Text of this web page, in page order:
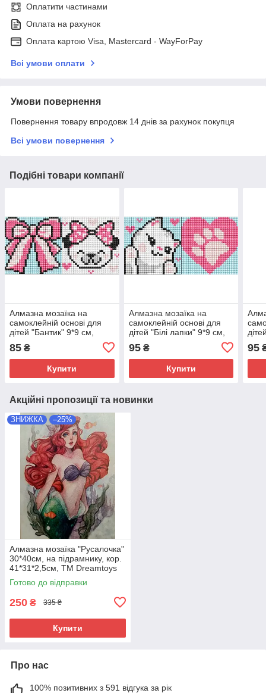
Оплатити частинами
Оплата на рахунок
Оплата картою Visa, Mastercard - WayForPay
Всі умови оплати
Умови повернення
Повернення товару впродовж 14 днів за рахунок покупця
Всі умови повернення
Подібні товари компанії
Алмазна мозаїка на
самоклейній основі для
дітей "Бантик" 9*9 см,
пакет, ТМ Ідейка, Україна
85 ₴
Купити
Алмазна мозаїка на
самоклейній основі для
дітей "Білі лапки" 9*9 см,
пакет, ТМ Ідейка, Україна
95₴
Купити
95
Акційні пропозиції та новинки
ЗНИЖКА –25%
Алмазна мозаїка "Русалочка"
30*40см, на підрамнику, кор.
41*31*2,5см, ТМ Dreamtoys
Готово до відправки
250 ₴ 335 ₴
Купити
Про нас
100% позитивних з 591 відгука за рік